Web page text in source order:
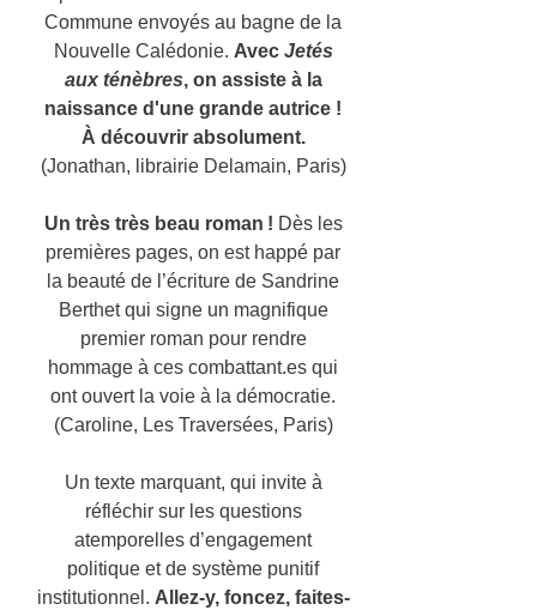
Commune envoyés au bagne de la
Nouvelle Calédonie. Avec Jetés
aux ténèbres, on assiste à la
naissance d'une grande autrice !
À découvrir absolument.
(Jonathan, librairie Delamain, Paris)
Un très très beau roman ! Dès les
premières pages, on est happé par
la beauté de l’écriture de Sandrine
Berthet qui signe un magnifique
premier roman pour rendre
hommage à ces combattant.es qui
ont ouvert la voie à la démocratie.
(Caroline, Les Traversées, Paris)
Un texte marquant, qui invite à
réfléchir sur les questions
atemporelles d’engagement
politique et de système punitif
institutionnel. Allez-y, foncez, faites-